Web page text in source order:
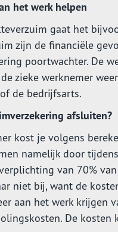
het werk helpen
gaat het
zijn de financiële
poortwachter. De
zieke werknemer
de bedrijfsarts.
afsluiten?
kost je volgens
namelijk door
van 70%
niet bij, want de
aan het werk krijgen
De